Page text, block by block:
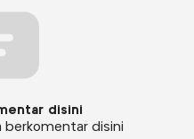
disini
berkomentar disini